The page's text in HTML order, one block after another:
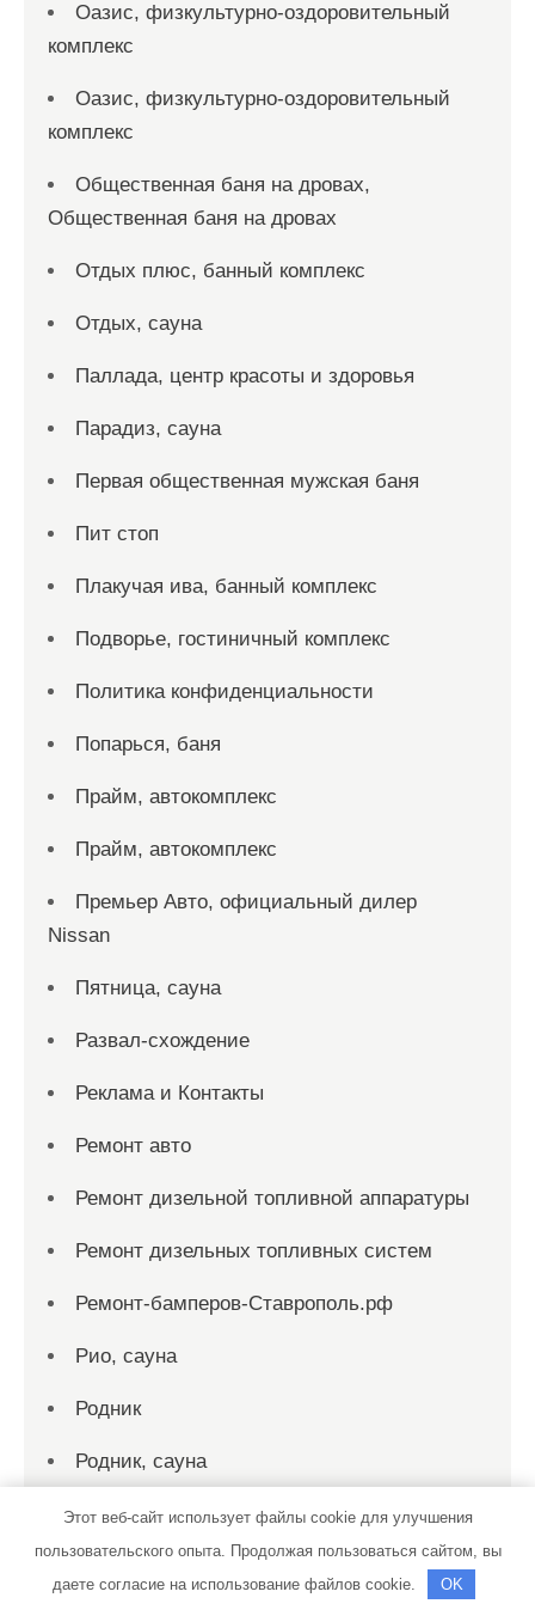
Оазис, физкультурно-оздоровительный
комплекс
Оазис, физкультурно-оздоровительный
комплекс
Общественная баня на дровах,
Общественная баня на дровах
Отдых плюс, банный комплекс
Отдых, сауна
Паллада, центр красоты и здоровья
Парадиз, сауна
Первая общественная мужская баня
Пит стоп
Плакучая ива, банный комплекс
Подворье, гостиничный комплекс
Политика конфиденциальности
Попарься, баня
Прайм, автокомплекс
Прайм, автокомплекс
Премьер Авто, официальный дилер
Nissan
Пятница, сауна
Развал-схождение
Реклама и Контакты
Ремонт авто
Ремонт дизельной топливной аппаратуры
Ремонт дизельных топливных систем
Ремонт-бамперов-Ставрополь.рф
Рио, сауна
Родник
Родник, сауна
Русская баня на дровах
Русская баня, Русская баня
Этот веб-сайт использует файлы cookie для улучшения
пользовательского опыта. Продолжая пользоваться сайтом, вы
даете согласие на использование файлов cookie.
OK